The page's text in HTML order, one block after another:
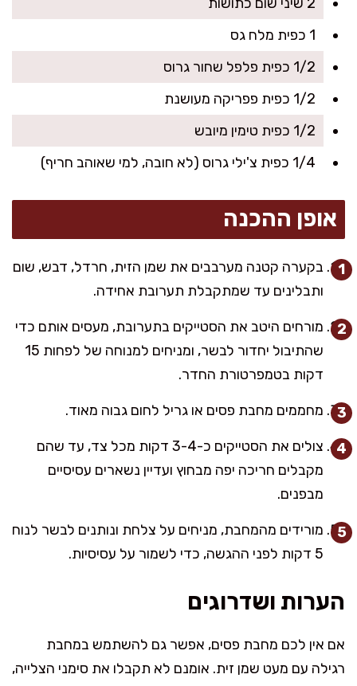
1 כפית מלח גס
1/2 כפית פלפל שחור גרוס
1/2 כפית פפריקה מעושנת
1/2 כפית טימין מיובש
1/4 כפית צ'ילי גרוס (לא חובה, למי שאוהב חריף)
אופן ההכנה
בקערה קטנה מערבבים את שמן הזית, חרדל, דבש, שום
ותבלינים עד שמתקבלת תערובת אחידה.
מורחים היטב את הסטייקים בתערובת, מעסים אותם כדי
שהתיבול יחדור לבשר, ומניחים למנוחה של לפחות 15
דקות בטמפרטורת החדר.
מחממים מחבת פסים או גריל לחום גבוה מאוד.
צולים את הסטייקים כ-3-4 דקות מכל צד, עד שהם
מקבלים חריכה יפה מבחוץ ועדיין נשארים עסיסיים
מבפנים.
מורידים מהמחבת, מניחים על צלחת ונותנים לבשר לנוח
5 דקות לפני ההגשה, כדי לשמור על עסיסיות.
הערות ושדרוגים
אם אין לכם מחבת פסים, אפשר גם להשתמש במחבת
רגילה עם מעט שמן זית. אומנם לא תקבלו את סימני הצלייה,